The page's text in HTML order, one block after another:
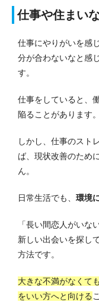
仕事や住まい
仕事にやりがいを感
分が合わないなと感
す。
仕事をしていると、
陥ることがあります。
しかし、仕事のスト
ば、現状改善のため
ん。
日常生活でも、 環境
「長い間恋人がいな
新しい出会いを探し
方法です。
大きな不満がなくて
をいい方へと向ける